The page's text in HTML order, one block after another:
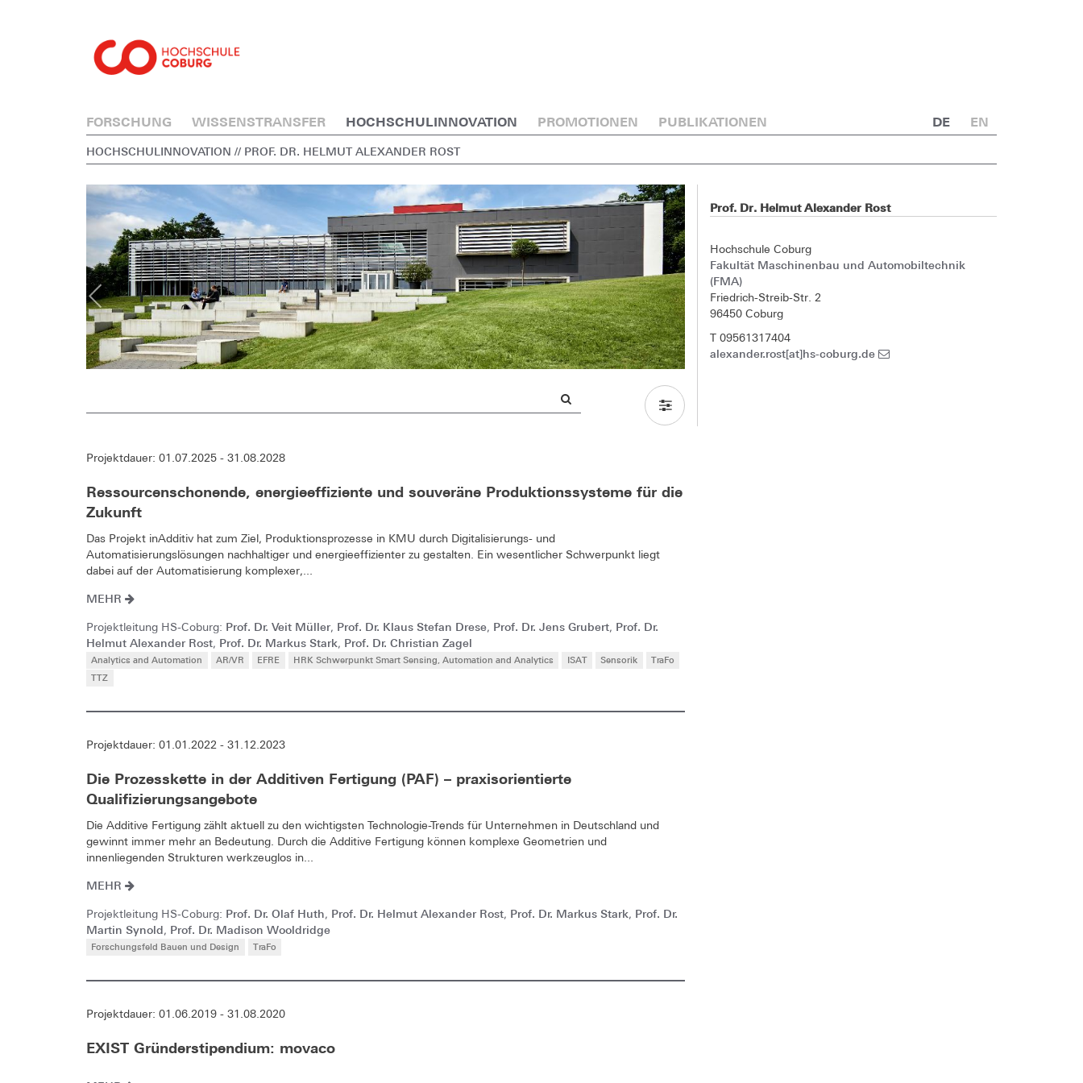
FORSCHUNG WISSENSTRANSFER HOCHSCHULINNOVATION PROMOTIONEN PUBLIKATIONEN DE EN
HOCHSCHULINNOVATION // PROF. DR. HELMUT ALEXANDER ROST
Projektdauer: 01.07.2025 - 31.08.2028
Ressourcenschonende, energieeffiziente und souveräne Produktionssysteme für die
Zukunft
Das Projekt inAdditiv hat zum Ziel, Produktionsprozesse in KMU durch Digitalisierungs- und
Automatisierungslösungen nachhaltiger und energieeffizienter zu gestalten. Ein wesentlicher Schwerpunkt liegt
dabei auf der Automatisierung komplexer,...
MEHR
Projektleitung HS-Coburg: Prof. Dr. Veit Müller, Prof. Dr. Klaus Stefan Drese, Prof. Dr. Jens Grubert, Prof. Dr.
Helmut Alexander Rost, Prof. Dr. Markus Stark, Prof. Dr. Christian Zagel
Analytics and Automation AR/VR EFRE HRK Schwerpunkt Smart Sensing, Automation and Analytics ISAT Sensorik
TraFo
TTZ
Projektdauer: 01.01.2022 - 31.12.2023
Die Prozesskette in der Additiven Fertigung (PAF) – praxisorientierte
Qualifizierungsangebote
Die Additive Fertigung zählt aktuell zu den wichtigsten Technologie-Trends für Unternehmen in Deutschland und
gewinnt immer mehr an Bedeutung. Durch die Additive Fertigung können komplexe Geometrien und
innenliegenden Strukturen werkzeuglos in...
MEHR
Projektleitung HS-Coburg: Prof. Dr. Olaf Huth, Prof. Dr. Helmut Alexander Rost, Prof. Dr. Markus Stark, Prof. Dr.
Martin Synold, Prof. Dr. Madison Wooldridge
Forschungsfeld Bauen und Design TraFo
Projektdauer: 01.06.2019 - 31.08.2020
EXIST Gründerstipendium: movaco
Prof. Dr. Helmut Alexander Rost
Hochschule Coburg
Fakultät Maschinenbau und Automobiltechnik
(FMA)
Friedrich-Streib-Str. 2
96450 Coburg
T 09561317404
alexander.rost[at]hs-coburg.de